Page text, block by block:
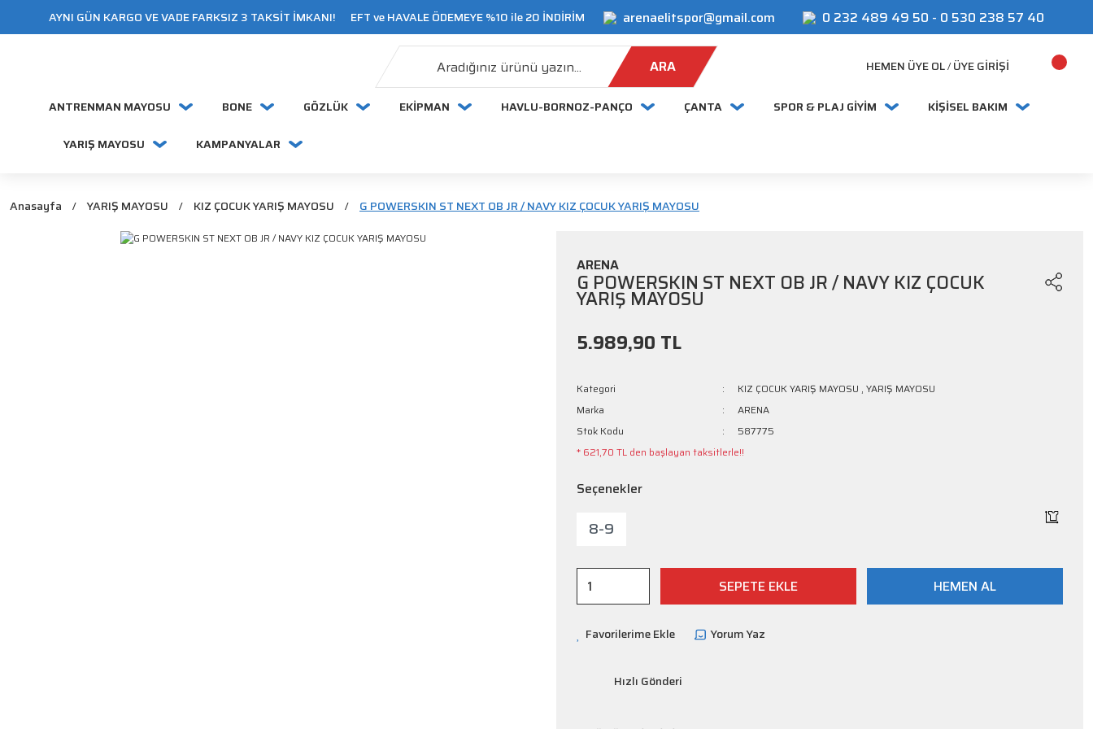
AYNI GÜN KARGO VE VADE FARKSIZ 3 TAKSİT İMKANI! EFT ve HAVALE ÖDEMEYE %10 ile 20 İNDİRİM arenaelitspor@gmail.com 0 232 489 49 50 - 0 530 238 57 40
ARA HEMEN ÜYE OL/ ÜYE GIRIŞI
ANTRENMAN MAYOSU BONE GÖZLÜK EKİPMAN HAVLU-BORNOZ-PANÇO ÇANTA SPOR & PLAJ GİYİM KİŞİSEL BAKIM
YARIŞ MAYOSU KAMPANYALAR
Anasayfa YARIŞ MAYOSU KIZ ÇOCUK YARIŞ MAYOSU G POWERSKIN ST NEXT OB JR / NAVY KIZ ÇOCUK YARIŞ MAYOSU
ARENA
G POWERSKIN ST NEXT OB JR / NAVY KIZ ÇOCUK
YARIŞ MAYOSU
5.989,90 TL
Kategori KIZ ÇOCUK YARIŞ MAYOSU ,YARIŞ MAYOSU
Marka
ARENA
Stok Kodu
587775
* 621,70 TL den başlayan taksitlerle!!
Seçenekler
8-9
SEPETE EKLE HEMEN AL
Yorum Yaz
Hızlı Gönderi